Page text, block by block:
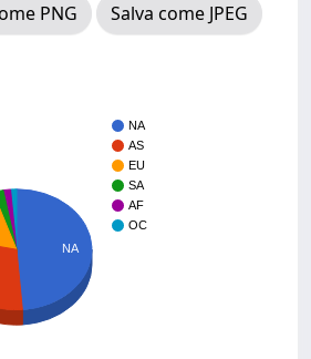
PNG
Salva come JPEG
NA
AS
EU
SA
AF
OC
NA